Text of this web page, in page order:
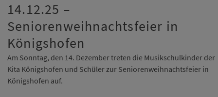
14.12.25 –
Seniorenweihnachtsfeier in
Königshofen
Am Sonntag, den 14. Dezember treten die Musikschulkinder der
Kita Königshofen und Schüler zur Seniorenweihnachtsfeier in
Königshofen auf.